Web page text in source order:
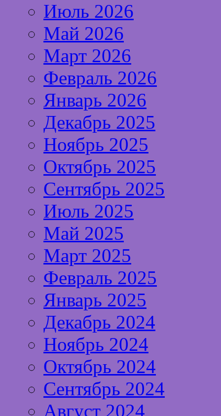
Июль 2026
Май 2026
Март 2026
Февраль 2026
Январь 2026
Декабрь 2025
Ноябрь 2025
Октябрь 2025
Сентябрь 2025
Июль 2025
Май 2025
Март 2025
Февраль 2025
Январь 2025
Декабрь 2024
Ноябрь 2024
Октябрь 2024
Сентябрь 2024
Август 2024